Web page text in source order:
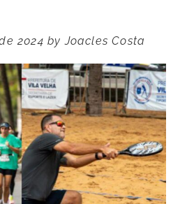
2024 byJoacles Costa